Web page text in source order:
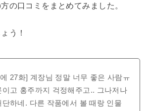
の口コミをまとめてみました。
う！
27화] 계장님 정말 너무 좋은 사람ㅠ
이고 홍주까지 걱정해주고.. 그나저나
하네. 다른 작품에서 볼 때랑 인물